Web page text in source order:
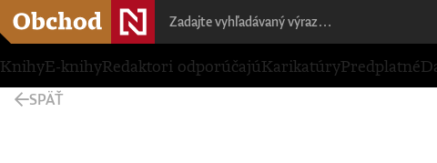
KnihyE-knihyRedaktori odporúčajúKarikatúryPredplatné
SPÄŤ